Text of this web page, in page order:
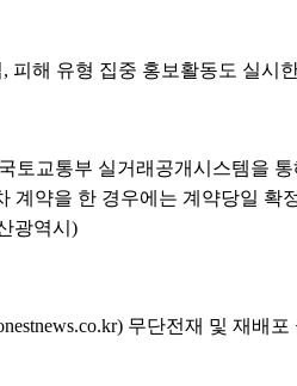
피해 유형 집중 홍보활동도 실시
토교통부 실거래공개시스템을
계약을 한 경우에는 계약당일 확
광역시)
무단전재 및 재배포